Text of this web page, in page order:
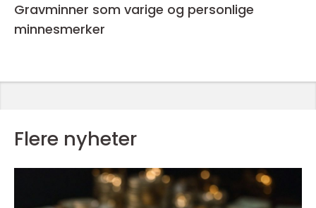
Gravminner som varige og personlige
minnesmerker
Flere nyheter